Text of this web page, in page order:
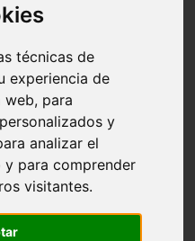
técnicas de
experiencia de
web, para
y
analizar el
para comprender
visitantes.
de auto en línea o de
sencilla y que cada vez se
de las leyes mexicanas.